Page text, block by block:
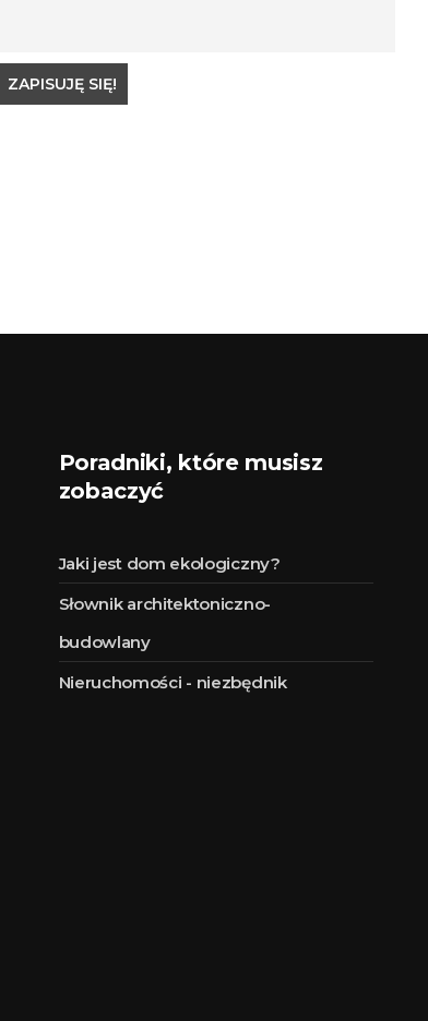
Poradniki, które musisz
zobaczyć
Jaki jest dom ekologiczny?
Słownik architektoniczno-
budowlany
Nieruchomości - niezbędnik